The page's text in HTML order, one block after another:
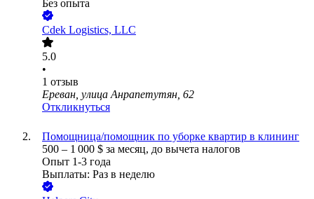
Без опыта
Сdek Logistics, LLC
5.0
•
1 отзыв
Ереван, улица Анрапетутян, 62
Откликнуться
Помощница/помощник по уборке квартир в клининг
500 – 1 000 $ за месяц, до вычета налогов
Опыт 1-3 года
Выплаты: Раз в неделю